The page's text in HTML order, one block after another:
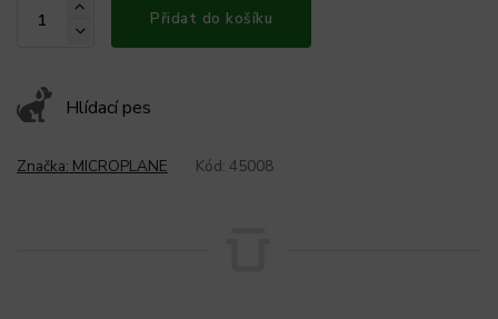
Přidat do košíku
Hlídací pes
Značka: MICROPLANE Kód: 45008